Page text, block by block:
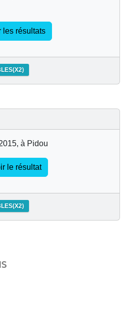
les résultats
à Pidou
le résultat